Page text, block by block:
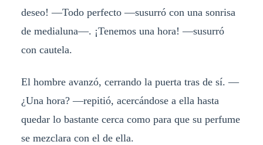
deseo! —Todo perfecto —susurró con una sonrisa
de medialuna—. ¡Tenemos una hora! —susurró
con cautela.
El hombre avanzó, cerrando la puerta tras de sí. —
¿Una hora? —repitió, acercándose a ella hasta
quedar lo bastante cerca como para que su perfume
se mezclara con el de ella.